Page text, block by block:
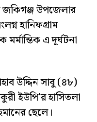
উপজেলার
হানিফগ্রাম
এ দূর্ঘটনা
উদ্দিন সাবু (৪৮)
ইউপি'র হাসিতলা
ছেলে।